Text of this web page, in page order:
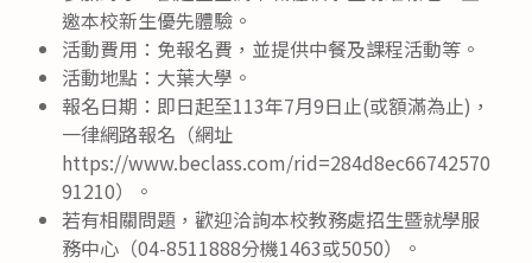
邀本校新生優先體驗。
活動費用：免報名費，並提供中餐及課程活動等。
活動地點：大葉大學。
報名日期：即日起至113年7月9日止(或額滿為止)，
一律網路報名（網址
https://www.beclass.com/rid=284d8ec66742570
91210）。
若有相關問題，歡迎洽詢本校教務處招生暨就學服
務中心（04-8511888分機1463或5050）。